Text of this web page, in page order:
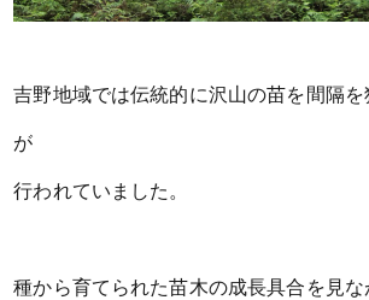
吉野地域では伝統的に沢山の苗を間隔
が
行われていました。
種から育てられた苗木の成長具合を見